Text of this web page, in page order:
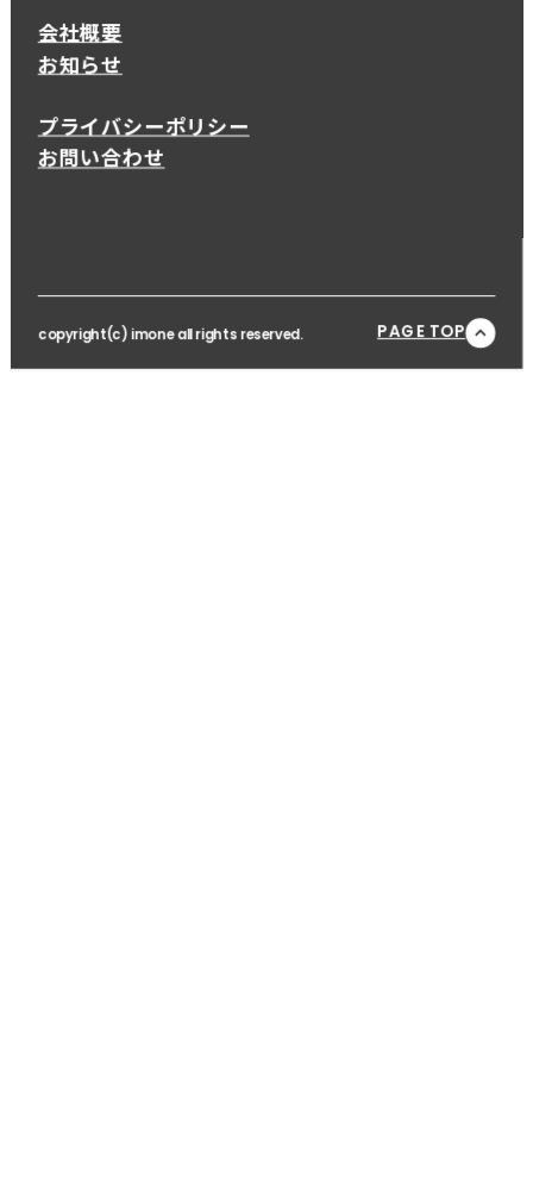
会社概要
お知らせ
プライバシーポリシー
お問い合わせ
copyright(c) imone all rights reserved. PAGE TOP